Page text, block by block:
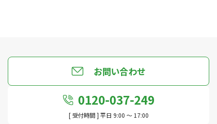
お問い合わせ
0120-037-249
[ 受付時間 ] 平日 9:00 ～ 17:00